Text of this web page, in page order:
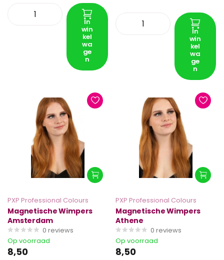
In
win
kel
wa
ge
n
In
win
kel
wa
ge
n
PXP Professional Colours
Magnetische Wimpers
Amsterdam
0 reviews
Op voorraad
8,50
PXP Professional Colours
Magnetische Wimpers
Athene
0 reviews
Op voorraad
8,50